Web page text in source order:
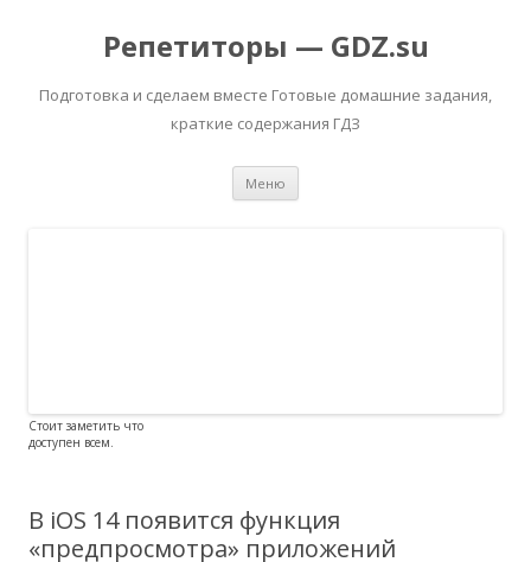
Репетиторы — GDZ.su
Подготовка и сделаем вместе Готовые домашние задания,
краткие содержания ГДЗ
Меню
Стоит заметить что
доступен всем.
В iOS 14 появится функция
«предпросмотра» приложений